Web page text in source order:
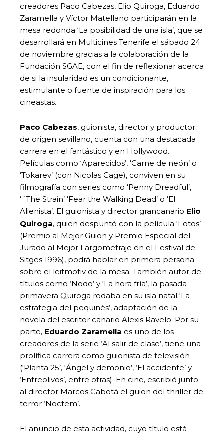
creadores Paco Cabezas, Elio Quiroga, Eduardo
Zaramella y Víctor Matellano participarán en la
mesa redonda ‘La posibilidad de una isla’, que se
desarrollará en Multicines Tenerife el sábado 24
de noviembre gracias a la colaboración de la
Fundación SGAE, con el fin de reflexionar acerca
de si la insularidad es un condicionante,
estimulante o fuente de inspiración para los
cineastas.
Paco Cabezas, guionista, director y productor
de origen sevillano, cuenta con una destacada
carrera en el fantástico y en Hollywood.
Películas como ‘Aparecidos’, ‘Carne de neón’ o
‘Tokarev’ (con Nicolas Cage), conviven en su
filmografía con series como ‘Penny Dreadful’,
‘´The Strain’ ‘Fear the Walking Dead’ o ‘El
Alienista’. El guionista y director grancanario Elio
Quiroga, quien despuntó con la película ‘Fotos’
(Premio al Mejor Guion y Premio Especial del
Jurado al Mejor Largometraje en el Festival de
Sitges 1996), podrá hablar en primera persona
sobre el leitmotiv de la mesa. También autor de
títulos como ‘Nodo’ y ‘La hora fría’, la pasada
primavera Quiroga rodaba en su isla natal ‘La
estrategia del pequinés’, adaptación de la
novela del escritor canario Alexis Ravelo. Por su
parte, Eduardo Zaramella es uno de los
creadores de la serie ‘Al salir de clase’, tiene una
prolífica carrera como guionista de televisión
(‘Planta 25’, ‘Ángel y demonio’, ‘El accidente’ y
‘Entreolivos’, entre otras). En cine, escribió junto
al director Marcos Cabotá el guion del thriller de
terror ‘Noctem’.
El anuncio de esta actividad, cuyo título está